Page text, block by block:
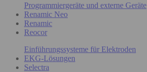
Programmiergeräte und externe Geräte
Renamic Neo
Renamic
Reocor
Einführungssysteme für Elektroden
EKG-Lösungen
Selectra